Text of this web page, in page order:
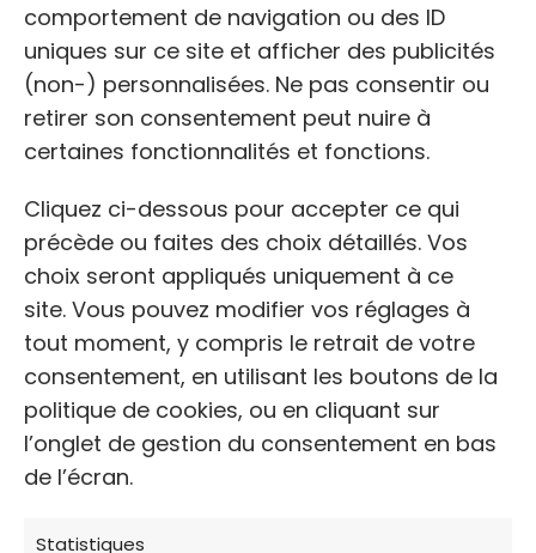
comportement de navigation ou des ID
uniques sur ce site et afficher des publicités
(non-) personnalisées. Ne pas consentir ou
retirer son consentement peut nuire à
certaines fonctionnalités et fonctions.
Cliquez ci-dessous pour accepter ce qui
précède ou faites des choix détaillés. Vos
choix seront appliqués uniquement à ce
site. Vous pouvez modifier vos réglages à
tout moment, y compris le retrait de votre
consentement, en utilisant les boutons de la
politique de cookies, ou en cliquant sur
l’onglet de gestion du consentement en bas
de l’écran.
Statistiques
NOM
L’espoir Des Petites Pattes
L’espoir Des Petites Pattes, 65 Av. de
Boutiny bp 64, 06530 Peymeinade
TÉLÉPHONE:
+33 6 22 15 59 20
WEB